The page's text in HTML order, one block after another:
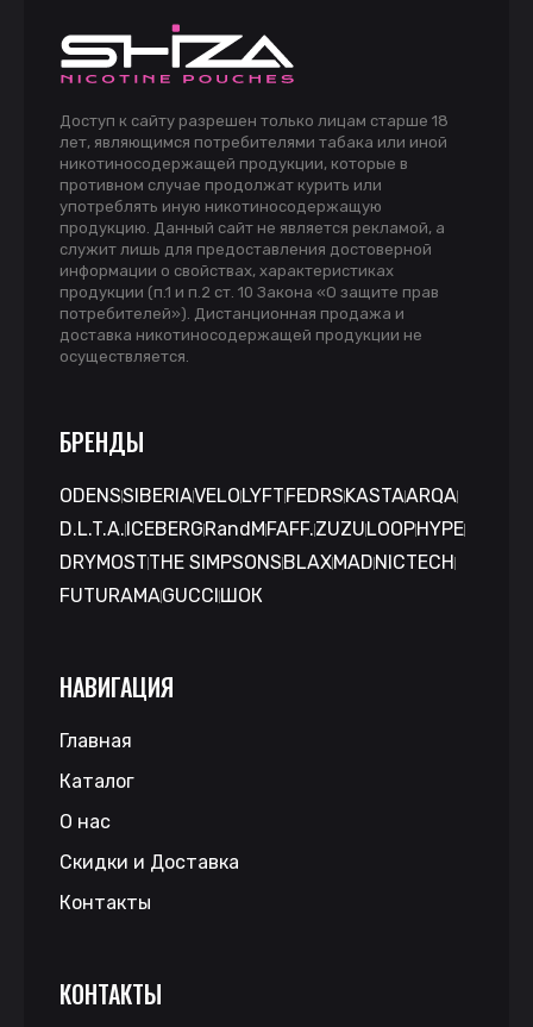
Доступ к сайту разрешен только лицам старше 18
лет, являющимся потребителями табака или иной
никотиносодержащей продукции, которые в
противном случае продолжат курить или
употреблять иную никотиносодержащую
продукцию. Данный сайт не является рекламой, а
служит лишь для предоставления достоверной
информации о свойствах, характеристиках
продукции (п.1 и п.2 ст. 10 Закона «О защите прав
потребителей»). Дистанционная продажа и
доставка никотиносодержащей продукции не
осуществляется.
БРЕНДЫ
ODENSSIBERIAVELO LYFT FEDRS KASTAARQA
D.L.T.A. ICEBERG RandM FAFF.ZUZU LOOPHYPE
DRYMOSTTHE SIMPSONS BLAXMAD NICTECH
FUTURAMAGUCCI ШОК
НАВИГАЦИЯ
Главная
Каталог
О нас
Скидки и Доставка
Контакты
КОНТАКТЫ